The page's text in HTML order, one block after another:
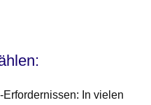
In vielen